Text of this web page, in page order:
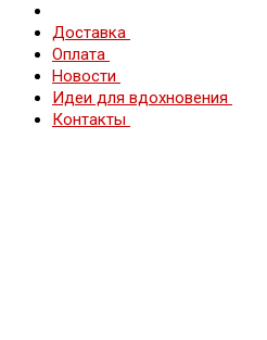
Доставка
Оплата
Новости
Идеи для вдохновения
Контакты